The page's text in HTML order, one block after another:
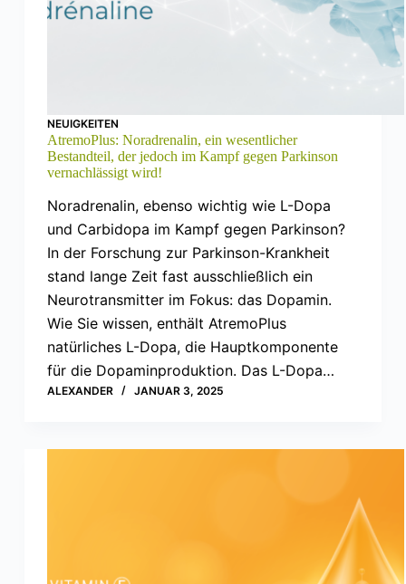
NEUIGKEITEN
AtremoPlus: Noradrenalin, ein wesentlicher
Bestandteil, der jedoch im Kampf gegen Parkinson
vernachlässigt wird!
Noradrenalin, ebenso wichtig wie L-Dopa
und Carbidopa im Kampf gegen Parkinson?
In der Forschung zur Parkinson-Krankheit
stand lange Zeit fast ausschließlich ein
Neurotransmitter im Fokus: das Dopamin.
Wie Sie wissen, enthält AtremoPlus
natürliches L-Dopa, die Hauptkomponente
für die Dopaminproduktion. Das L-Dopa…
ALEXANDER JANUAR 3, 2025